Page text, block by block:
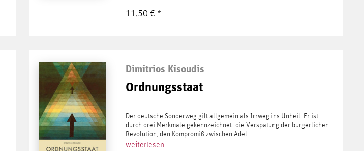
11,50 € *
Dimitrios Kisoudis
Ordnungsstaat
Der deutsche Sonderweg gilt allgemein als Irrweg ins Unheil. Er ist
durch drei Merkmale gekennzeichnet: die Verspätung der bürgerlichen
Revolution, den Kompromiß zwischen Adel...
weiterlesen